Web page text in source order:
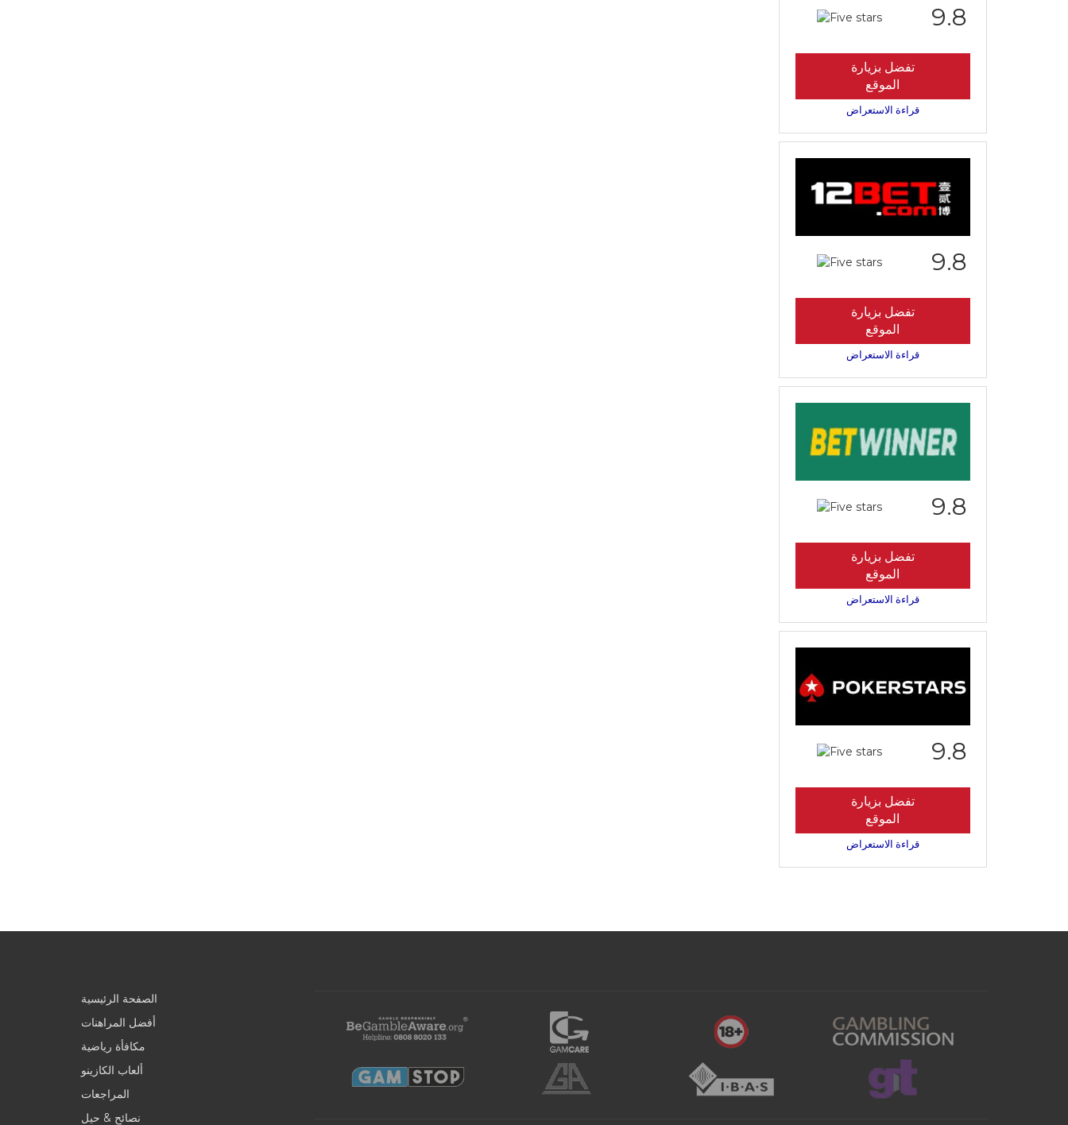
9.8
تفضل بزيارة
الموقع
قراءة الاستعراض
9.8
تفضل بزيارة
الموقع
قراءة الاستعراض
9.8
تفضل بزيارة
الموقع
قراءة الاستعراض
9.8
تفضل بزيارة
الموقع
قراءة الاستعراض
الصفحة الرئيسية
أفضل المراهنات
مكافأة رياضية
ألعاب الكازينو
المراجعات
نصائح & حيل